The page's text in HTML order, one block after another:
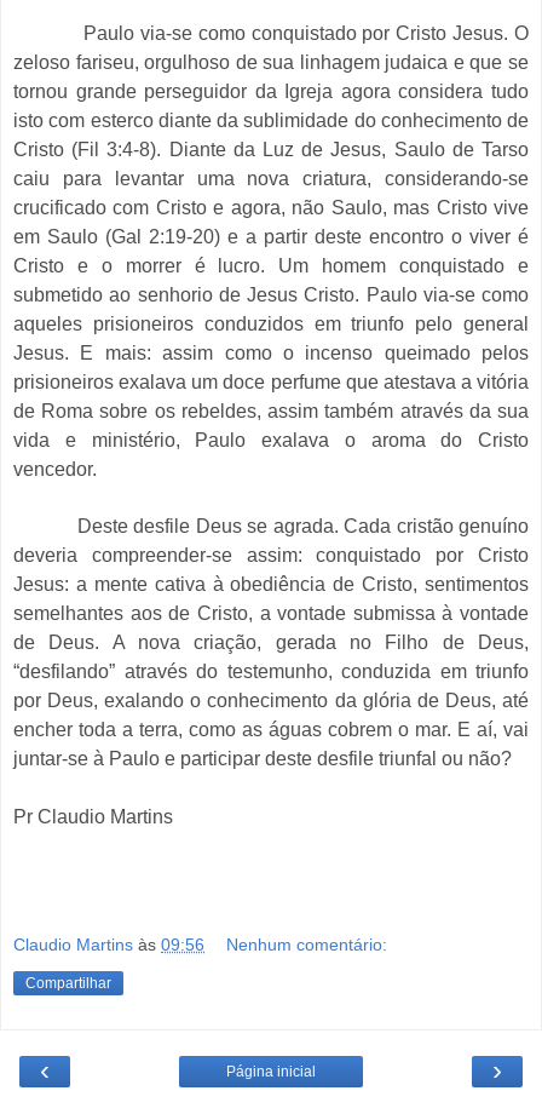
Paulo via-se como conquistado por Cristo Jesus. O
zeloso fariseu, orgulhoso de sua linhagem judaica e que se
tornou grande perseguidor da Igreja agora considera tudo
isto com esterco diante da sublimidade do conhecimento de
Cristo (Fil 3:4-8). Diante da Luz de Jesus, Saulo de Tarso
caiu para levantar uma nova criatura, considerando-se
crucificado com Cristo e agora, não Saulo, mas Cristo vive
em Saulo (Gal 2:19-20) e a partir deste encontro o viver é
Cristo e o morrer é lucro. Um homem conquistado e
submetido ao senhorio de Jesus Cristo. Paulo via-se como
aqueles prisioneiros conduzidos em triunfo pelo general
Jesus. E mais: assim como o incenso queimado pelos
prisioneiros exalava um doce perfume que atestava a vitória
de Roma sobre os rebeldes, assim também através da sua
vida e ministério, Paulo exalava o aroma do Cristo
vencedor.
Deste desfile Deus se agrada. Cada cristão genuíno
deveria compreender-se assim: conquistado por Cristo
Jesus: a mente cativa à obediência de Cristo, sentimentos
semelhantes aos de Cristo, a vontade submissa à vontade
de Deus. A nova criação, gerada no Filho de Deus,
“desfilando” através do testemunho, conduzida em triunfo
por Deus, exalando o conhecimento da glória de Deus, até
encher toda a terra, como as águas cobrem o mar. E aí, vai
juntar-se à Paulo e participar deste desfile triunfal ou não?
Pr Claudio Martins
Claudio Martins às 09:56 Nenhum comentário:
Compartilhar
‹ ›
Página inicial